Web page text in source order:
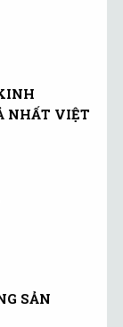
NHẤT VIỆT
SẢN